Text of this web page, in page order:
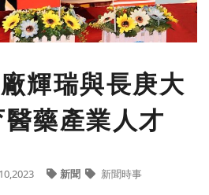
輝瑞與長庚大
藥產業人才
新聞 新聞時事